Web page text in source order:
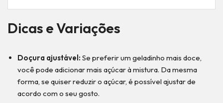
Dicas e Variações
Doçura ajustável: Se preferir um geladinho mais doce,
você pode adicionar mais açúcar à mistura. Da mesma
forma, se quiser reduzir o açúcar, é possível ajustar de
acordo com o seu gosto.